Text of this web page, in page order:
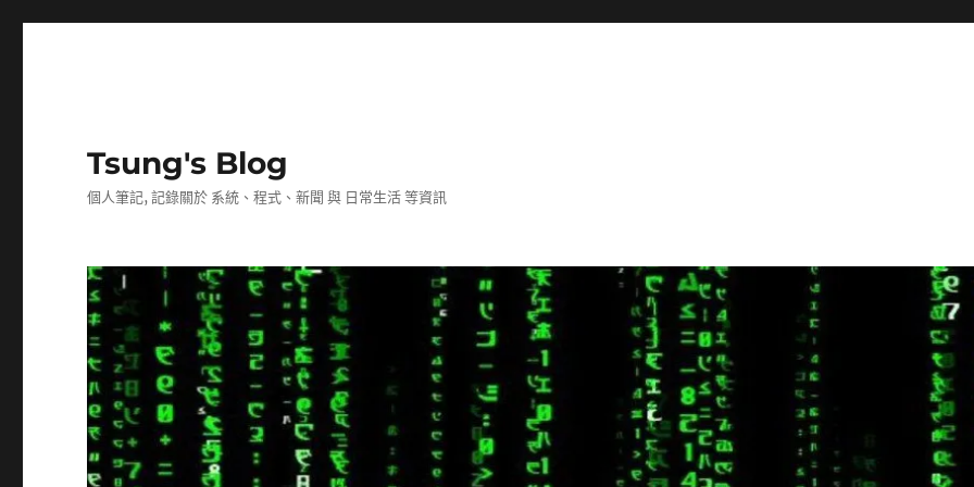
Tsung's Blog
個人筆記, 記錄關於 系統、程式、新聞 與 日常生活 等資訊